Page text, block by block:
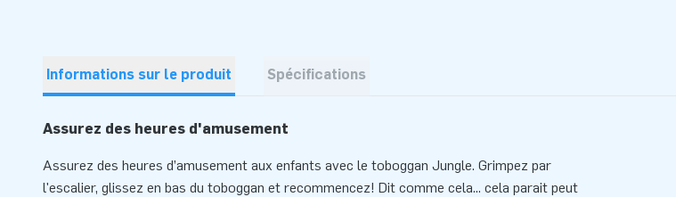
Informations sur le produit Spécifications
Assurez des heures d'amusement
Assurez des heures d’amusement aux enfants avec le toboggan Jungle. Grimpez par
l'escalier, glissez en bas du toboggan et recommencez! Dit comme cela... cela parait peut